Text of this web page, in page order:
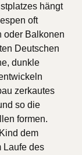
hängt
oft
oder Balkonen
Deutschen
dunkle
zerkautes
so die
formen.
dem
Laufe des